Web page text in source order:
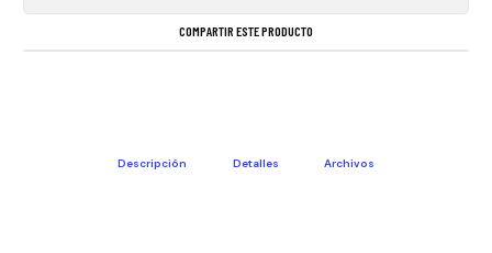
COMPARTIR ESTE PRODUCTO
Descripción Detalles Archivos